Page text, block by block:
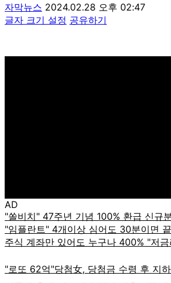
자막뉴스 2024.02.28 오후 02:47
글자 크기 설정 공유하기
AD